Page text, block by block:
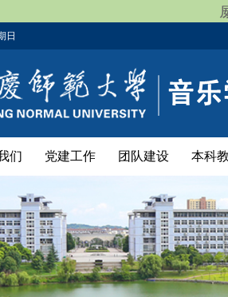
日
们 党建工作 团队建设 本科